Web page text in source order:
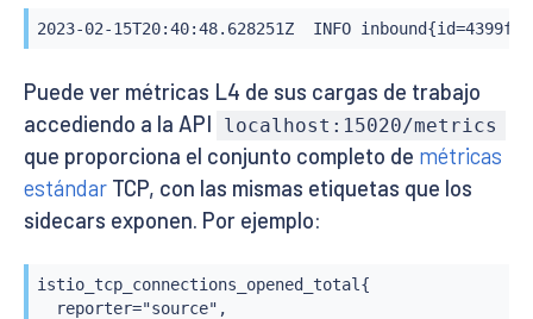
2023-02-15T20:40:48.628251Z  INFO
Puede ver métricas L4 de sus cargas de trabajo
accediendo a la API
localhost:15020/metrics
que proporciona el conjunto completo de métricas
estándar TCP, con las mismas etiquetas que los
sidecars exponen. Por ejemplo:
istio_tcp_connections_opened_total{
  reporter="source",